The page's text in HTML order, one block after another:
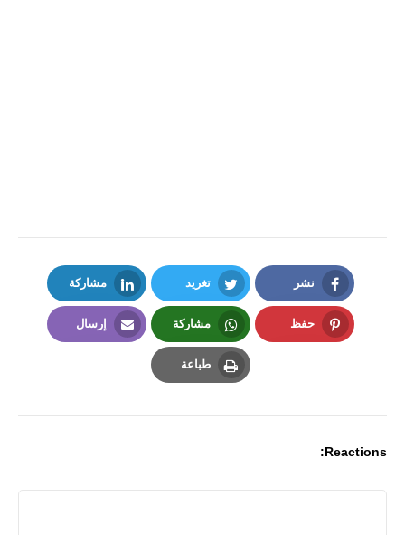
نشر
Facebook
تغريد
Twitter
مشاركة
LinkedIn
حفظ مشاركة
Whatsapp
إرسال
طباعة
Reactions: